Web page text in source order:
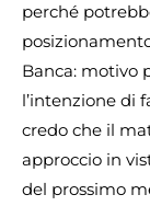
perché
Banca: motivo
l’intenzione di
credo che il
approccio in
del prossimo